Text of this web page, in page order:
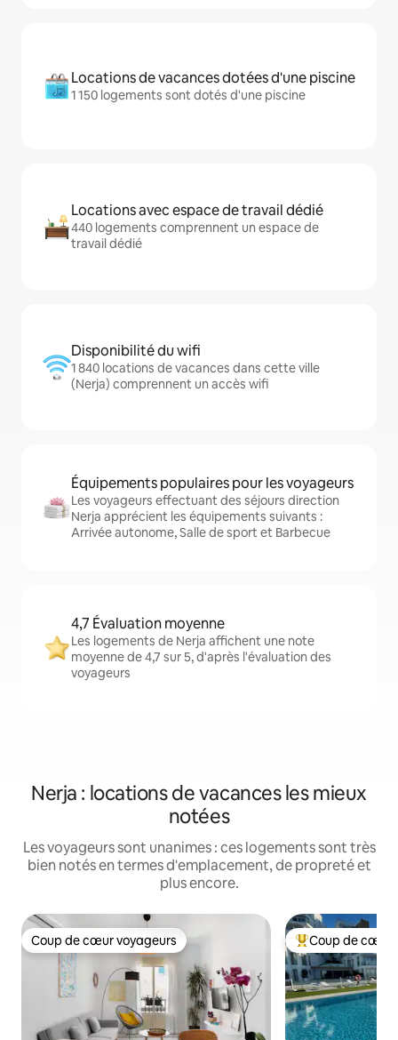
Locations de vacances dotées d'une piscine
1 150 logements sont dotés d'une piscine
Locations avec espace de travail dédié
440 logements comprennent un espace de
travail dédié
Disponibilité du wifi
1 840 locations de vacances dans cette ville
(Nerja) comprennent un accès wifi
Équipements populaires pour les voyageurs
Les voyageurs effectuant des séjours direction
Nerja apprécient les équipements suivants :
Arrivée autonome, Salle de sport et Barbecue
4,7 Évaluation moyenne
Les logements de Nerja affichent une note
moyenne de 4,7 sur 5, d'après l'évaluation des
voyageurs
Nerja : locations de vacances les mieux
notées
Les voyageurs sont unanimes : ces logements sont très
bien notés en termes d'emplacement, de propreté et
plus encore.
Coup de cœur voyageurs
Coup de cœur voyageurs Coups de cœur
Coup de cœur